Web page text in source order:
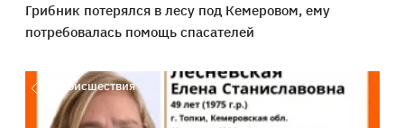
Грибник потерялся в лесу под Кемеровом, ему
потребовалась помощь спасателей
Происшествия